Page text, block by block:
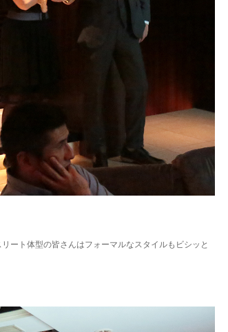
ート体型の皆さんはフォーマルなスタイルもビシッと